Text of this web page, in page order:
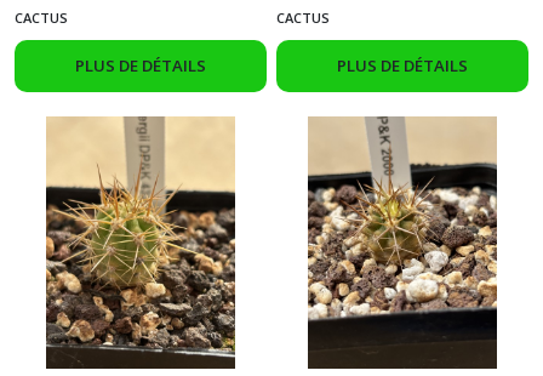
CACTUS
PLUS DE DÉTAILS
CACTUS
PLUS DE DÉTAILS